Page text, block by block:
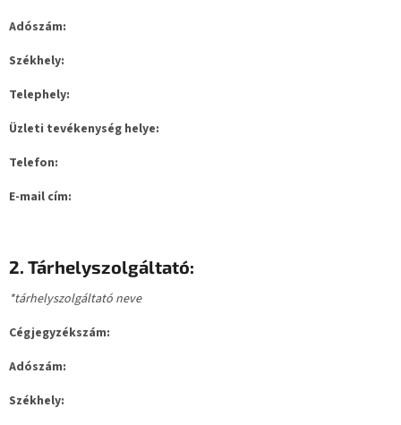
Adószám:
Székhely:
Telephely:
Üzleti tevékenység helye:
Telefon:
E-mail cím:
2. Tárhelyszolgáltató:
*tárhelyszolgáltató neve
Cégjegyzékszám:
Adószám:
Székhely: